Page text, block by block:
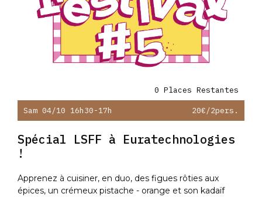
0 Places Restantes
Sam 04/10 16h30-17h 20€/2pers.
Spécial LSFF à Euratechnologies
!
Apprenez à cuisiner, en duo, des figues rôties aux
épices, un crémeux pistache - orange et son kadaïf